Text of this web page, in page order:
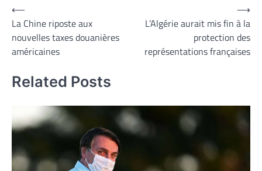
Navigation
de
l’article
⟵
La Chine riposte aux
nouvelles taxes douanières
américaines
L’Algérie aurait mis fin à la
protection des
représentations françaises
⟶
Related Posts